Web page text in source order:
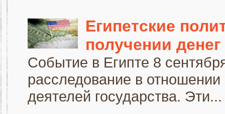
Египетские
получении
Событие в Египте 8
расследование в отношении
деятелей государства. Эти...